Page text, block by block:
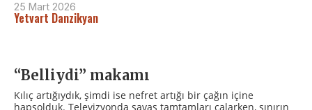
25 Mart 2026
Yetvart Danzikyan
“Belliydi” makamı
Kılıç artığıydık, şimdi ise nefret artığı bir çağın içine
hapsolduk. Televizyonda savaş tamtamları çalarken, sınırın